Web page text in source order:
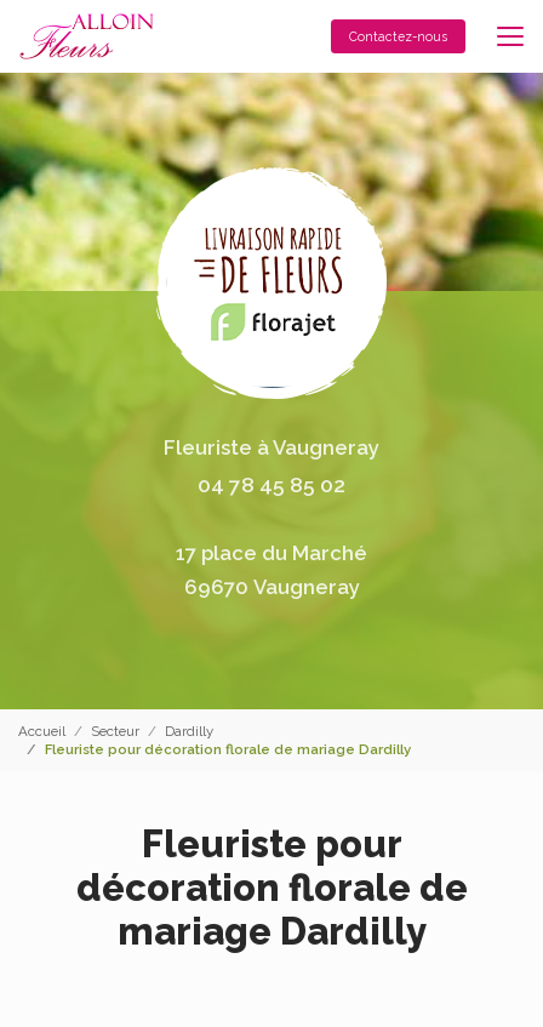
contenu
principal
Contactez-nous
Fleuriste à Vaugneray
04 78 45 85 02
17 place du Marché
69670 Vaugneray
Accueil Secteur
Dardilly
Fleuriste pour décoration florale de mariage Dardilly
Fleuriste pour
décoration florale de
mariage Dardilly